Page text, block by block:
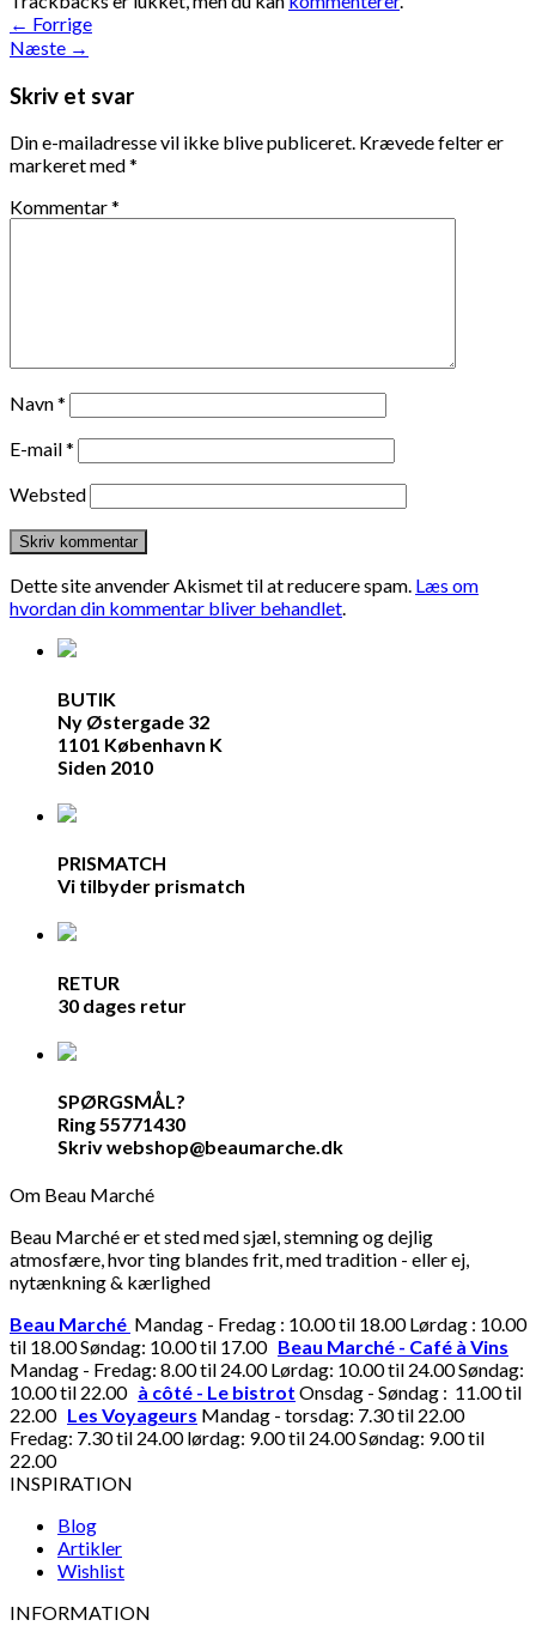
← Forrige
Næste →
Skriv et svar
Din e-mailadresse vil ikke blive publiceret. Krævede felter er
markeret med*
Kommentar*
Navn*
E-mail*
Websted
Dette site anvender Akismet til at reducere spam. Læs om
hvordan din kommentar bliver behandlet.
BUTIK
Ny Østergade 32
1101 København K
Siden 2010
PRISMATCH
Vi tilbyder prismatch
RETUR
30 dages retur
SPØRGSMÅL?
Ring 55771430
Skriv webshop@beaumarche.dk
Om Beau Marché
Beau Marché er et sted med sjæl, stemning og dejlig
atmosfære, hvor ting blandes frit, med tradition - eller ej,
nytænkning & kærlighed
Beau Marché Mandag - Fredag : 10.00 til 18.00 Lørdag : 10.00
til 18.00 Søndag: 10.00 til 17.00 Beau Marché - Café à Vins
Mandag - Fredag: 8.00 til 24.00 Lørdag: 10.00 til 24.00 Søndag:
10.00 til 22.00 à côté - Le bistrot Onsdag - Søndag : 11.00 til
22.00 Les Voyageurs Mandag - torsdag: 7.30 til 22.00
Fredag: 7.30 til 24.00 lørdag: 9.00 til 24.00 Søndag: 9.00 til
22.00
INSPIRATION
Blog
Artikler
Wishlist
INFORMATION